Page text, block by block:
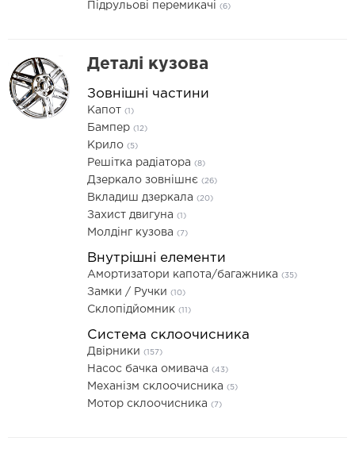
Підрульові перемикачі (6)
Деталі кузова
Зовнішні частини
Капот (1)
Бампер (12)
Крило (5)
Решітка радіатора (8)
Дзеркало зовнішнє (26)
Вкладиш дзеркала (20)
Захист двигуна (1)
Молдінг кузова (7)
Внутрішні елементи
Амортизатори капота/багажника (35)
Замки / Ручки (10)
Склопідйомник (11)
Система склоочисника
Двірники (157)
Насос бачка омивача (43)
Механізм склоочисника (5)
Мотор склоочисника (7)